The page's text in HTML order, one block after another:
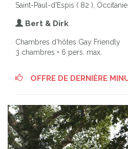
Saint-Paul-d'Espis ( 82 ),
Bert & Dirk
Chambres d'hôtes Gay Friendly
3 chambres • 6 pers. max.
OFFRE DE DERNIÈRE